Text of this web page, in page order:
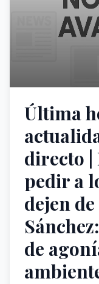
Última
directo |
pedir a
dejen
de